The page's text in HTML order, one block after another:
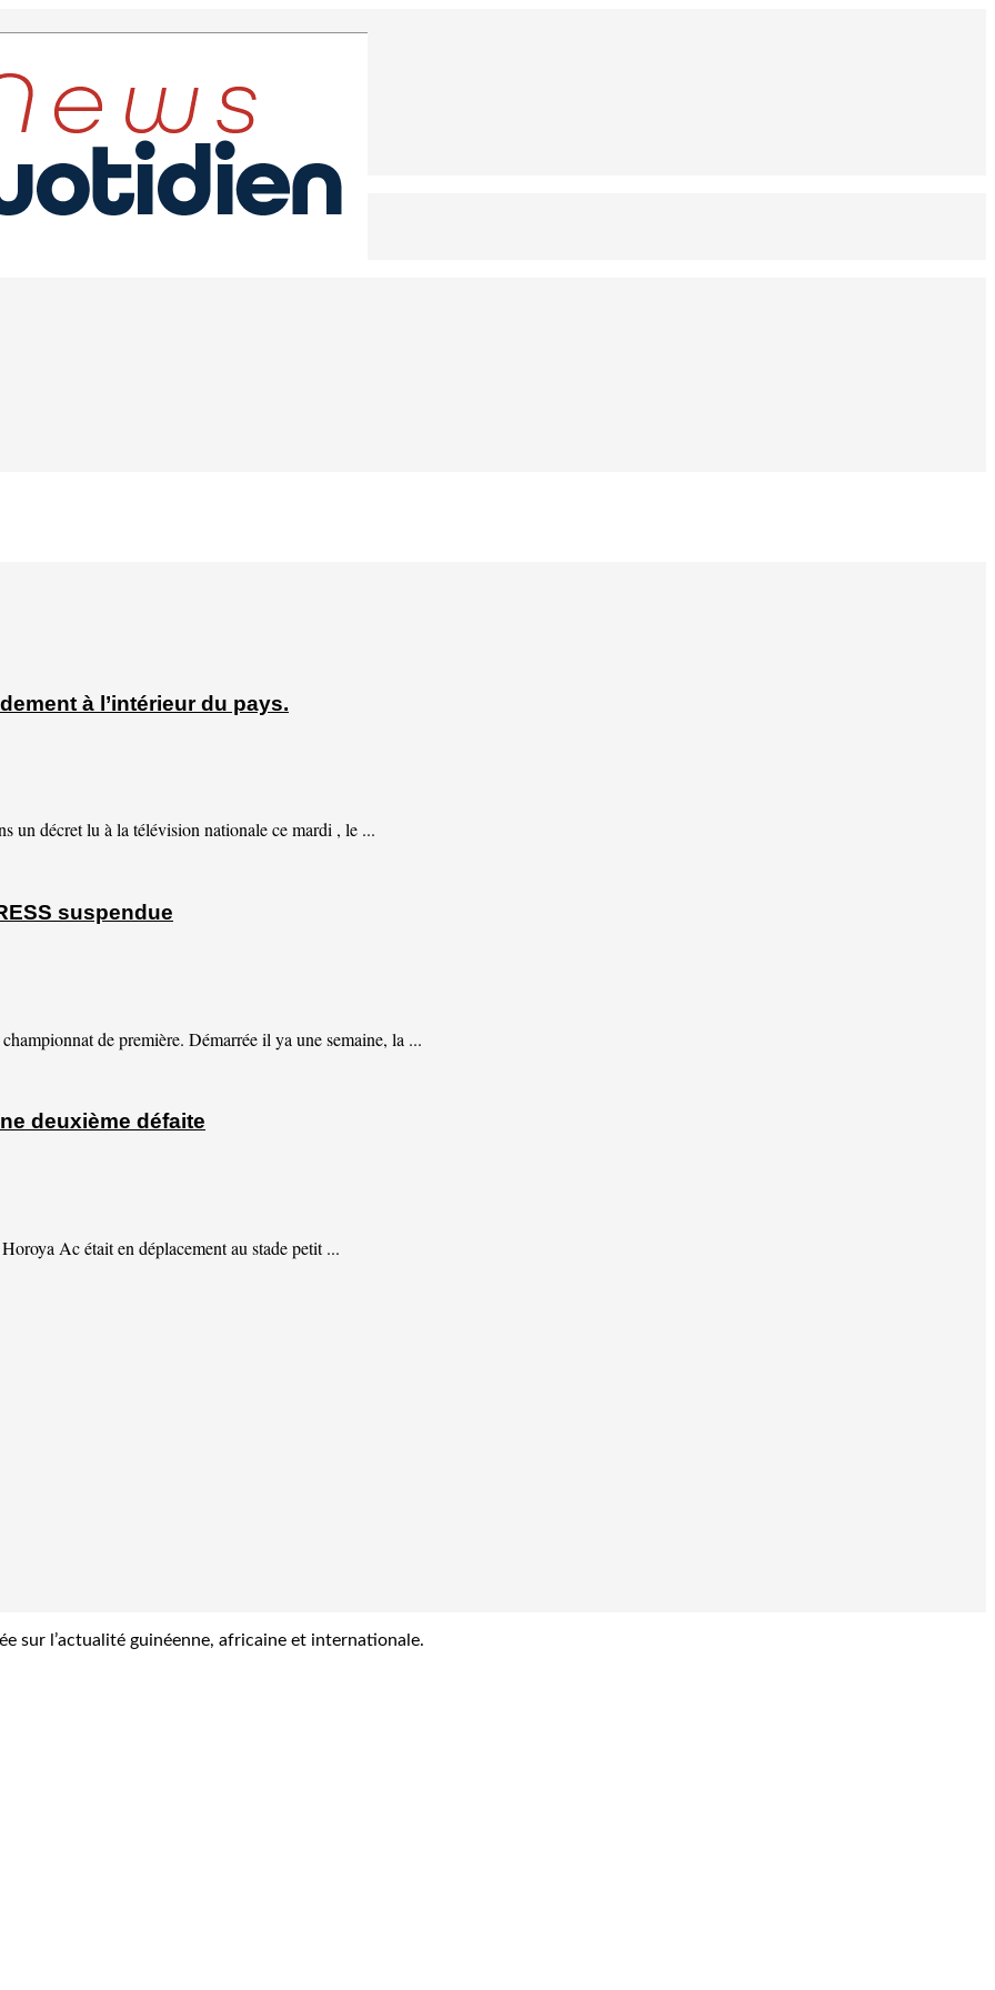
à l’intérieur du pays.
un décret lu à la télévision nationale ce mardi , le ...
suspendue
de première. Démarrée il ya une semaine, la ...
deuxième défaite
Ac était en déplacement au stade petit ...
sur l’actualité guinéenne, africaine et internationale.